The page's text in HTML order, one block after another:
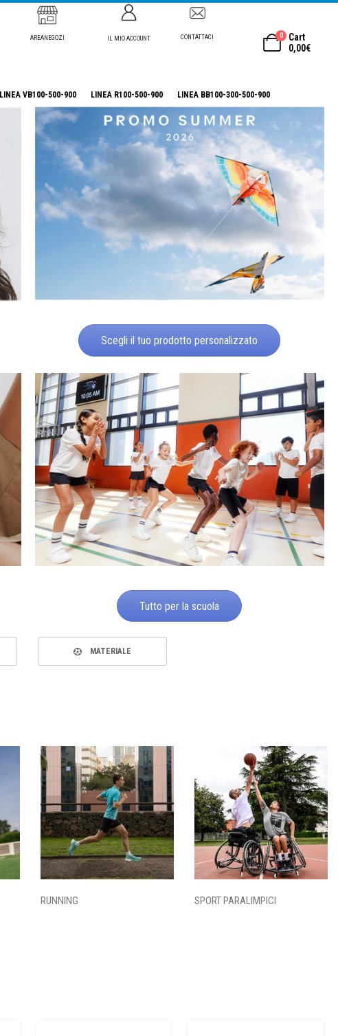
AREANEGOZI IL MIO ACCOUNT CONTATTACI 0
Cart
0,00€
LINEA VB100-500-900 LINEA R100-500-900 LINEA BB100-300-500-900
Scegli il tuo prodotto personalizzato
Tutto per la scuola
MATERIALE
RUNNING SPORT PARALIMPICI